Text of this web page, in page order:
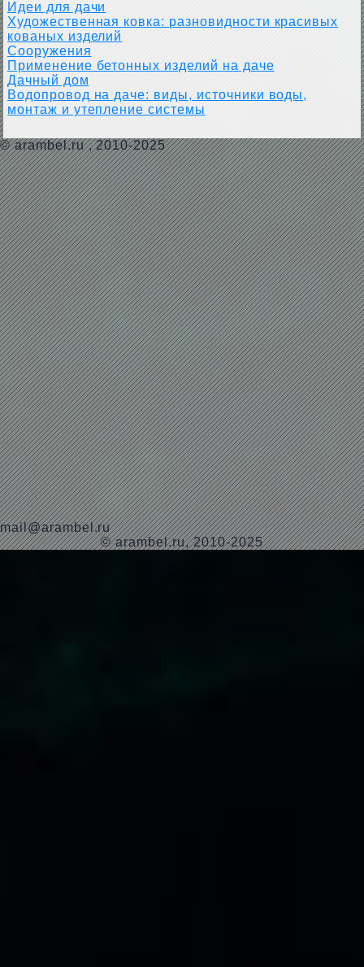
Идеи для дачи
Художественная ковка: разновидности красивых
кованых изделий
Сооружения
Применение бетонных изделий на даче
Дачный дом
Водопровод на даче: виды, источники воды,
монтаж и утепление системы
© arambel.ru, 2010-2025
mail@arambel.ru
© arambel.ru, 2010-2025